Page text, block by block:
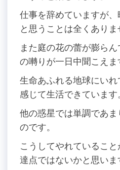
仕事を辞めていますが
と思うことは全くありま
また庭の花の蕾が膨ら
の囀りが一日中聞こえま
生命あふれる地球にい
感じて生活できています
他の惑星では単調であ
のです。
こうしてやれているこ
達点ではないかと思いま